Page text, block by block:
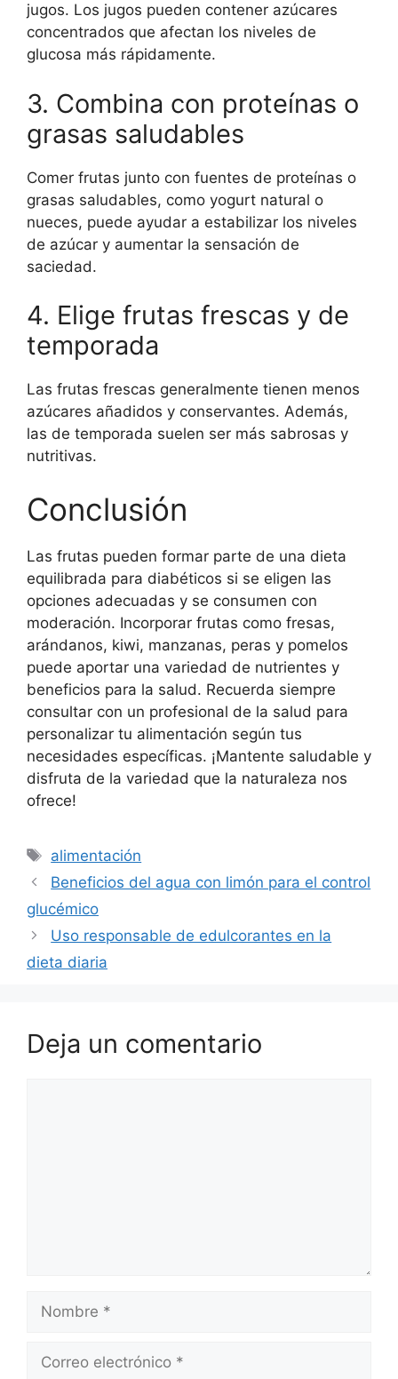
jugos. Los jugos pueden contener azúcares
concentrados que afectan los niveles de
glucosa más rápidamente.
3. Combina con proteínas o
grasas saludables
Comer frutas junto con fuentes de proteínas o
grasas saludables, como yogurt natural o
nueces, puede ayudar a estabilizar los niveles
de azúcar y aumentar la sensación de
saciedad.
4. Elige frutas frescas y de
temporada
Las frutas frescas generalmente tienen menos
azúcares añadidos y conservantes. Además,
las de temporada suelen ser más sabrosas y
nutritivas.
Conclusión
Las frutas pueden formar parte de una dieta
equilibrada para diabéticos si se eligen las
opciones adecuadas y se consumen con
moderación. Incorporar frutas como fresas,
arándanos, kiwi, manzanas, peras y pomelos
puede aportar una variedad de nutrientes y
beneficios para la salud. Recuerda siempre
consultar con un profesional de la salud para
personalizar tu alimentación según tus
necesidades específicas. ¡Mantente saludable y
disfruta de la variedad que la naturaleza nos
ofrece!
Etiquetas
alimentación
Beneficios del agua con limón para el control
glucémico
Uso responsable de edulcorantes en la
dieta diaria
Deja un comentario
electrónico